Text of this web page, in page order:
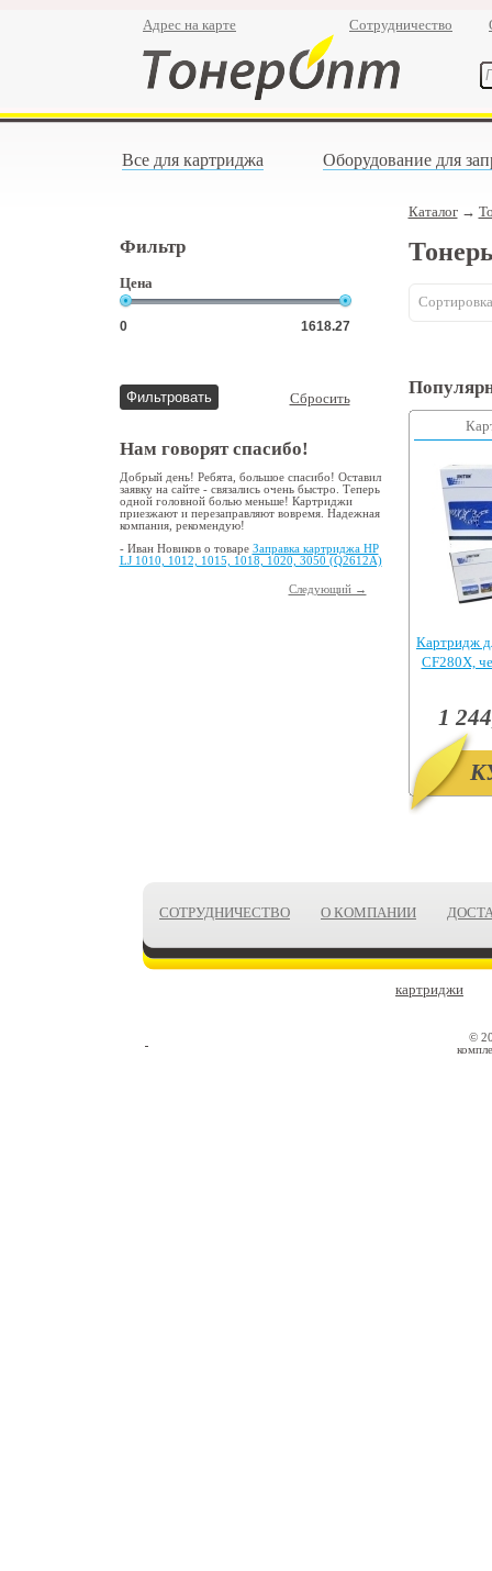
Адрес на карте Сотрудничество
Все для картриджа Оборудование для
Фильтр
Цена
Сбросить
Нам говорят спасибо!
Добрый день! Ребята, большое спасибо! Оставил
заявку на сайте - связались очень быстро. Теперь
одной головной болью меньше! Картриджи
приезжают и перезаправляют вовремя. Надежная
компания, рекомендую!
- Иван Новиков о товаре Заправка картриджа HP
LJ 1010, 1012, 1015, 1018, 1020, 3050 (Q2612A)
Следующий →
Каталог→
Картридж
CF280X,
1
СОТРУДНИЧЕСТВО О КОМПАНИИ
картриджи
©